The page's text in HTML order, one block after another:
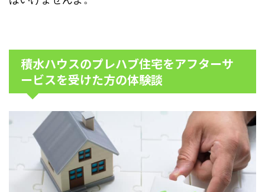
積水ハウスのプレハブ住宅をアフターサ
ービスを受けた方の体験談